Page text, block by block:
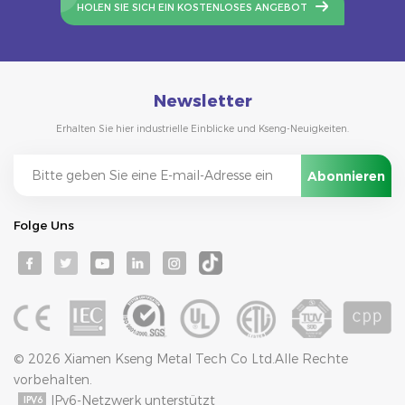
Wetterbedingungen.
HOLEN SIE SICH EIN KOSTENLOSES ANGEBOT
Newsletter
Erhalten Sie hier industrielle Einblicke und Kseng-Neuigkeiten.
Folge Uns
© 2026 Xiamen Kseng Metal Tech Co Ltd.Alle Rechte
vorbehalten.
IPv6-Netzwerk unterstützt